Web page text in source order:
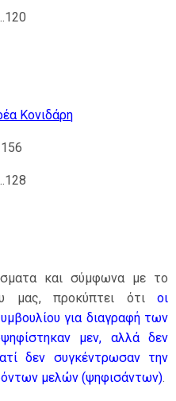
Κονιδάρη
και σύμφωνα με το
μας, προκύπτει ότι οι
για διαγραφή των
μεν, αλλά δεν
δεν συγκέντρωσαν την
μελών (ψηφισάντων).